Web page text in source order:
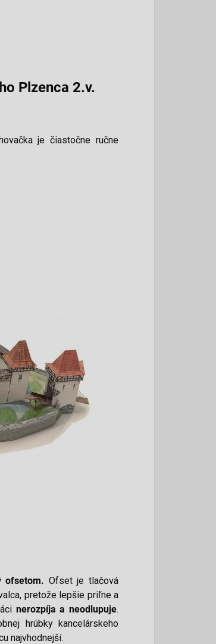
Plzenca 2.v.
je čiastočne ručne
ofsetom. Ofset je tlačová
pretože lepšie priľne a
nerozpíja a neodlupuje.
hrúbky kancelárskeho
najvhodnejší.